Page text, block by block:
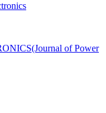
of Power